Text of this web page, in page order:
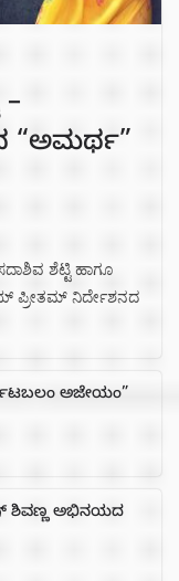
ಶೆಟ್ಟಿ ಹಾಗೂ
ಪ್ರೀತಮ್ ನಿರ್ದೇಶನದ
ಅಜೇಯಂ”
ಶಿವಣ್ಣ ಅಭಿನಯದ